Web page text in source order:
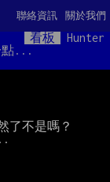
關於我們
聯絡資訊
看板
Hunter
點...
了不是嗎？